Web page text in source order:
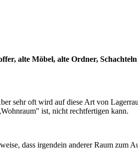
alte Möbel, alte Ordner,
sehr oft wird auf diese Art von
ist, nicht rechtfertigen kann.
dass irgendein anderer Raum zum